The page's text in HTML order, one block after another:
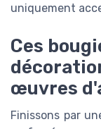
uniquement
Ces
œuvres
Finissons par